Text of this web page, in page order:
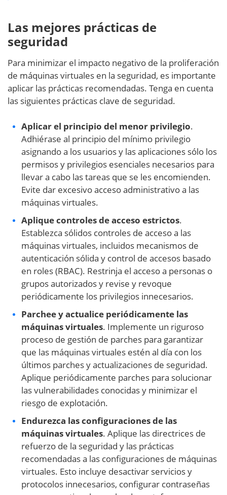
Las mejores prácticas de
seguridad
Para minimizar el impacto negativo de la proliferación
de máquinas virtuales en la seguridad, es importante
aplicar las prácticas recomendadas. Tenga en cuenta
las siguientes prácticas clave de seguridad.
Aplicar el principio del menor privilegio.
Adhiérase al principio del mínimo privilegio
asignando a los usuarios y las aplicaciones sólo los
permisos y privilegios esenciales necesarios para
llevar a cabo las tareas que se les encomienden.
Evite dar excesivo acceso administrativo a las
máquinas virtuales.
Aplique controles de acceso estrictos.
Establezca sólidos controles de acceso a las
máquinas virtuales, incluidos mecanismos de
autenticación sólida y control de accesos basado
en roles (RBAC). Restrinja el acceso a personas o
grupos autorizados y revise y revoque
periódicamente los privilegios innecesarios.
Parchee y actualice periódicamente las
máquinas virtuales. Implemente un riguroso
proceso de gestión de parches para garantizar
que las máquinas virtuales estén al día con los
últimos parches y actualizaciones de seguridad.
Aplique periódicamente parches para solucionar
las vulnerabilidades conocidas y minimizar el
riesgo de explotación.
Endurezca las configuraciones de las
máquinas virtuales. Aplique las directrices de
refuerzo de la seguridad y las prácticas
recomendadas a las configuraciones de máquinas
virtuales. Esto incluye desactivar servicios y
protocolos innecesarios, configurar contraseñas